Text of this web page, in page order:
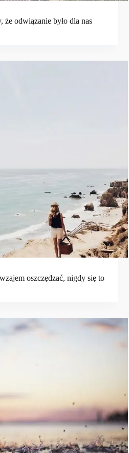
że odwiązanie było dla nas
oszczędzać, nigdy się to